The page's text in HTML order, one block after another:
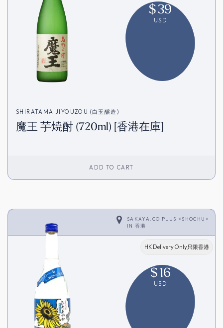
$39
USD
SHIRATAMA JIYOUZOU (白玉醸造)
魔王 芋焼酎 (720ml) [香港在庫]
ADD TO CART
SAKAYA.CO PLUS <SHOCHU>
IN 香港
HK Delivery Only只限香港
$16
USD